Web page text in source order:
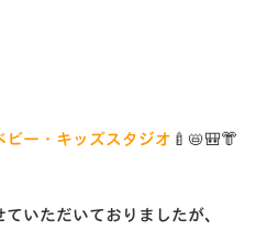
ビー・キッズスタジオ 🍼📛🎒👘
いただいておりましたが、